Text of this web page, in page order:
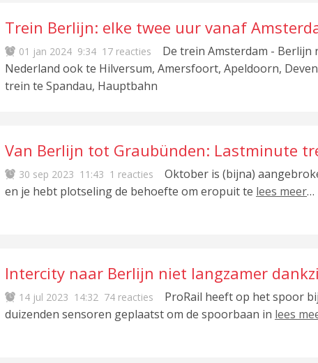
Trein Berlijn: elke twee uur vanaf
01 jan 2024 9:34 17 reacties
De trein Amsterdam -
Nederland ook te Hilversum, Amersfoort, Apeldoorn,
trein te Spandau, Hauptbahn
Van Berlijn tot Graubünden: Lastminute
herfstvakantie
30 sep 2023 11:43 1 reacties
Oktober is (bijna)
en je hebt plotseling de behoefte om eropuit te lees meer…
Intercity naar Berlijn niet langzamer
14 jul 2023 14:32 74 reacties
ProRail heeft op het spoor
duizenden sensoren geplaatst om de spoorbaan in lees